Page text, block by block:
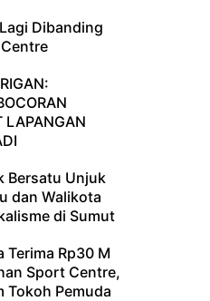
Dibanding
LAPANGAN
Bersatu Unjuk
dan Walikota
di Sumut
Terima Rp30 M
Sport Centre,
Tokoh Pemuda